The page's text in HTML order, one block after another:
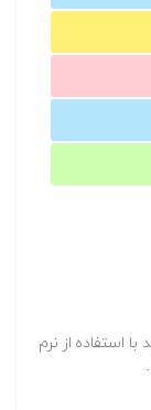
استفاده از نرم